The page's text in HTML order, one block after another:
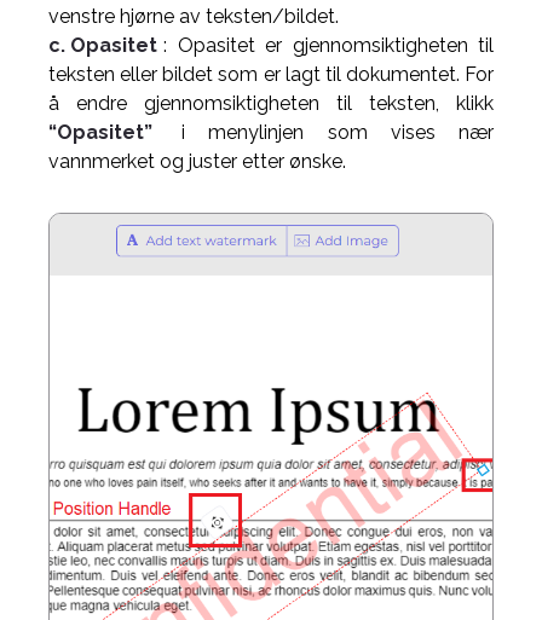
venstre hjørne av teksten/bildet.
c. Opasitet : Opasitet er gjennomsiktigheten til
teksten eller bildet som er lagt til dokumentet. For
å endre gjennomsiktigheten til teksten, klikk
“Opasitet”
i menylinjen som vises nær
vannmerket og juster etter ønske.